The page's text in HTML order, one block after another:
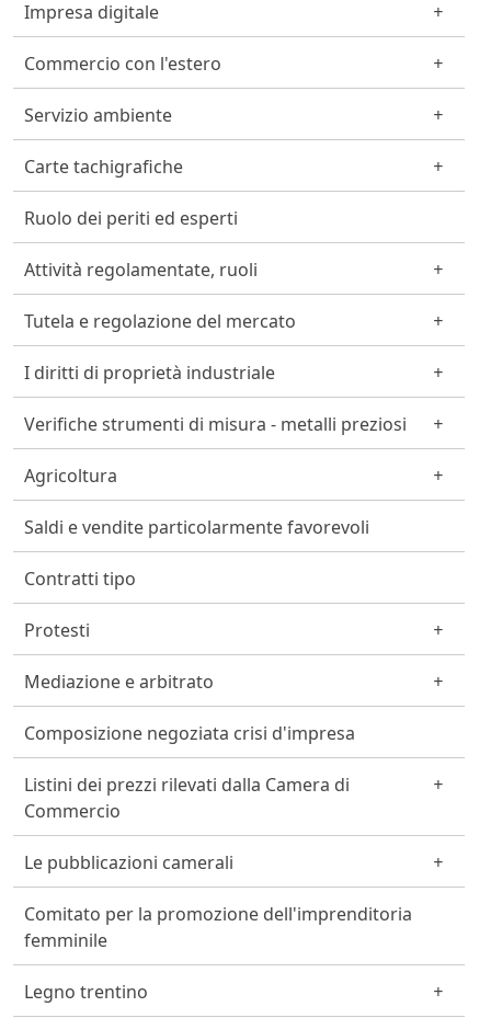
Impresa digitale
Commercio con l'estero
Servizio ambiente
Carte tachigrafiche
Ruolo dei periti ed esperti
Attività regolamentate, ruoli
Tutela e regolazione del mercato
I diritti di proprietà industriale
Verifiche strumenti di misura - metalli preziosi
Agricoltura
Saldi e vendite particolarmente favorevoli
Contratti tipo
Protesti
Mediazione e arbitrato
Composizione negoziata crisi d'impresa
Listini dei prezzi rilevati dalla Camera di
Commercio
Le pubblicazioni camerali
Comitato per la promozione dell'imprenditoria
femminile
Legno trentino